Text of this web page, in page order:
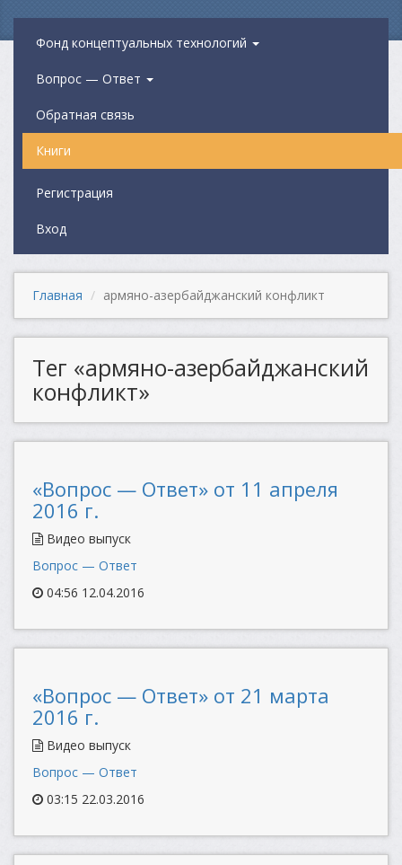
Фонд концептуальных технологий
Вопрос — Ответ
Обратная связь
Книги
Регистрация
Вход
Главная армяно-азербайджанский конфликт
Тег «армяно-азербайджанский
конфликт»
«Вопрос — Ответ» от 11 апреля
2016 г.
Видео выпуск
Вопрос — Ответ
04:56 12.04.2016
«Вопрос — Ответ» от 21 марта
2016 г.
Видео выпуск
Вопрос — Ответ
03:15 22.03.2016